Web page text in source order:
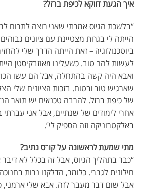
איך הגעת דווקא לכיפת ברזל?
“בלשכת הגיוס אמרתי שאני רוצה לתרום
הייתה לי בגרות מצטיינת עם ציונים
ביוטכנולוגיה – זאת הייתה הדרך שלי
לעשות להם טוב. כשעלינו מאוזבקיסטן
ואבא היה קשה בהתחלה, אבל הם עשו
שארגיש טוב ובטוח. בזכות הציונים שלי
של כיפת ברזל. להרבה טכנאים יש תואר
אחרי לימודים של שנתיים, אבל אני עברתי
באלקטרוניקה וזה הספיק לי”.
מתי שמעת לראשונה על קורס נתיב?
“כבר בתהליך הגיוס, אבל זה בכלל לא
חילונית לגמרי. כלומר, הדלקנו נרות
אבל שום דבר מעבר לזה. אבא שלי